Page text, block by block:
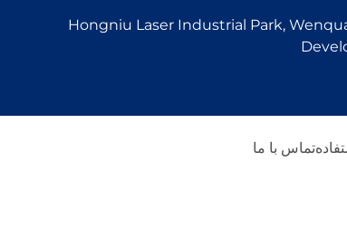
Hongniu Laser Industrial Park,
تماس با ما